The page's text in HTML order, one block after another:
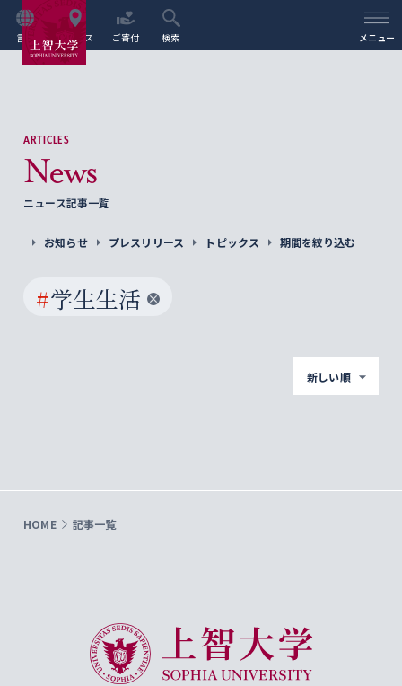
言語 アクセス ご寄付 検索 メニュー
ARTICLES
News
ニュース記事一覧
お知らせ プレスリリース トピックス 期間を絞り込む
#学生生活
新しい順
HOME 記事一覧
上智大学 Sophia University